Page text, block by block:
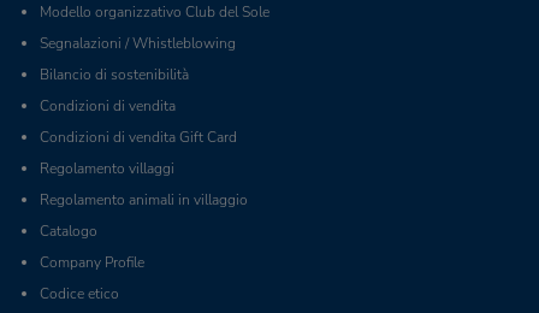
Modello organizzativo Club del Sole
Segnalazioni / Whistleblowing
Bilancio di sostenibilità
Condizioni di vendita
Condizioni di vendita Gift Card
Regolamento villaggi
Regolamento animali in villaggio
Catalogo
Company Profile
Codice etico